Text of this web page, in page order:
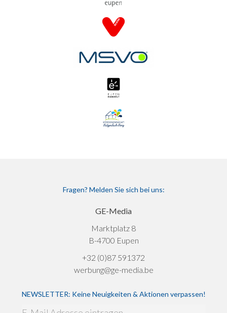
Fragen? Melden Sie sich bei uns:
GE-Media
Marktplatz 8
B-4700 Eupen
+32 (0)87 591372
werbung@ge-media.be
NEWSLETTER: Keine Neuigkeiten & Aktionen verpassen!